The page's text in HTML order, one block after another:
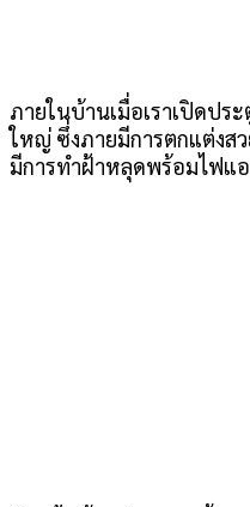
ภายในบ้านเมื่อเราเปิดปร
ใหญ่ ซึ่งภายมีการตกแต่งส
มีการทำฝ้าหลุดพร้อมไฟแ